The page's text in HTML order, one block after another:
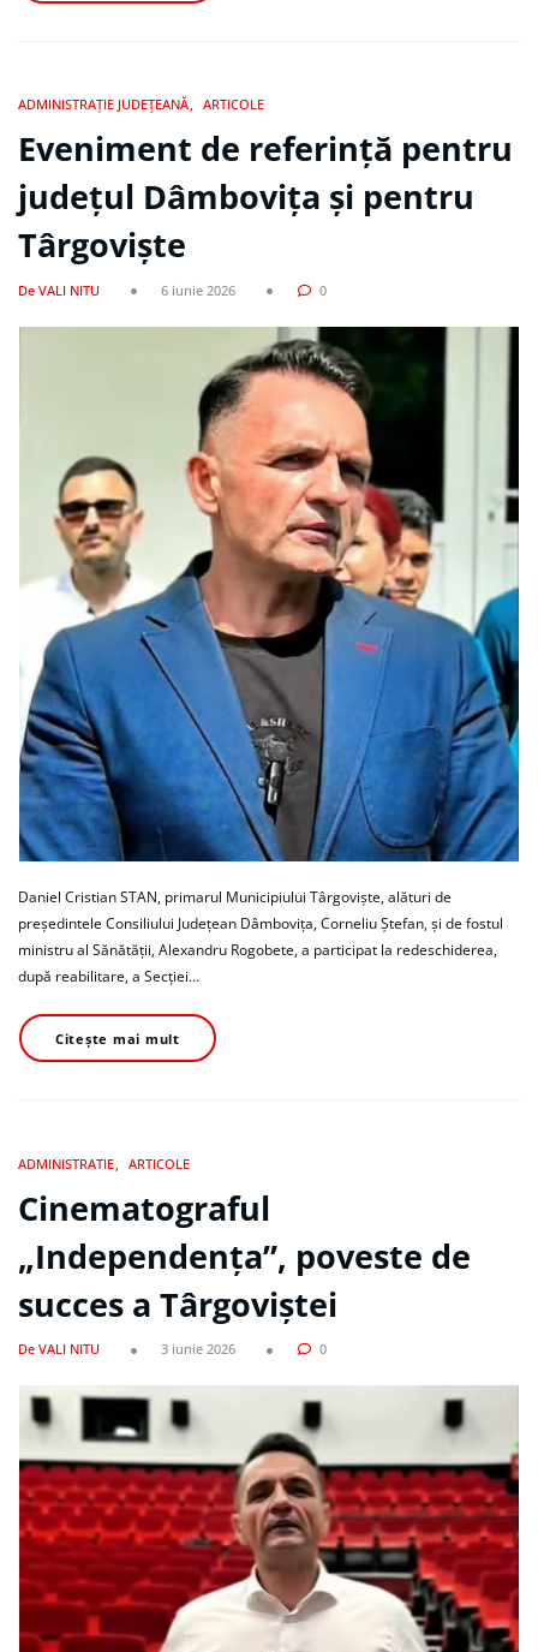
ADMINISTRAȚIE JUDEȚEANĂ ARTICOLE
Eveniment de referință pentru
județul Dâmbovița și pentru
Târgoviște
De VALI NITU 6 iunie 2026 0
Daniel Cristian STAN, primarul Municipiului Târgoviște, alături de
președintele Consiliului Județean Dâmbovița, Corneliu Ștefan, și de fostul
ministru al Sănătății, Alexandru Rogobete, a participat la redeschiderea,
după reabilitare, a Secției…
Citește mai mult
ADMINISTRATIE ARTICOLE
Cinematograful
„Independența”, poveste de
succes a Târgoviștei
De VALI NITU 3 iunie 2026 0